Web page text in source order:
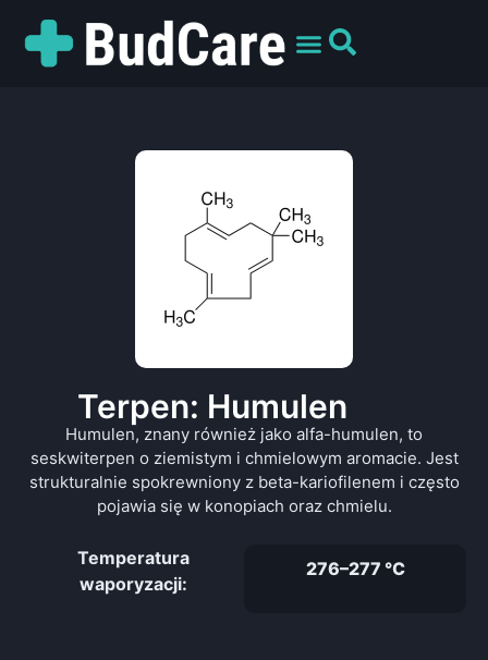
Terpen: Humulen
Humulen, znany również jako alfa-humulen, to
seskwiterpen o ziemistym i chmielowym aromacie. Jest
strukturalnie spokrewniony z beta-kariofilenem i często
pojawia się w konopiach oraz chmielu.
Temperatura
waporyzacji:
276–277 °C